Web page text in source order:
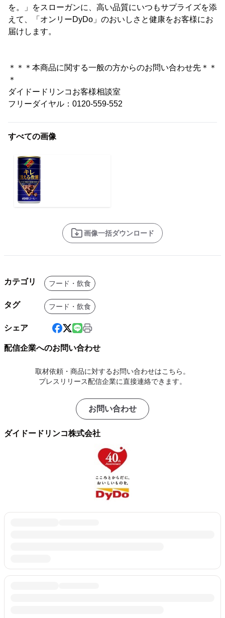
を。」をスローガンに、高い品質にいつもサプライズを添
えて、「オンリーDyDo」のおいしさと健康をお客様にお
届けします。
＊＊＊本商品に関する一般の方からのお問い合わせ先＊＊
＊
ダイドードリンコお客様相談室
フリーダイヤル：0120-559-552
すべての画像
画像一括ダウンロード
カテゴリ フード・飲食
タグ フード・飲食
シェア
配信企業へのお問い合わせ
取材依頼・商品に対するお問い合わせはこちら。
プレスリリース配信企業に直接連絡できます。
お問い合わせ
ダイドードリンコ株式会社